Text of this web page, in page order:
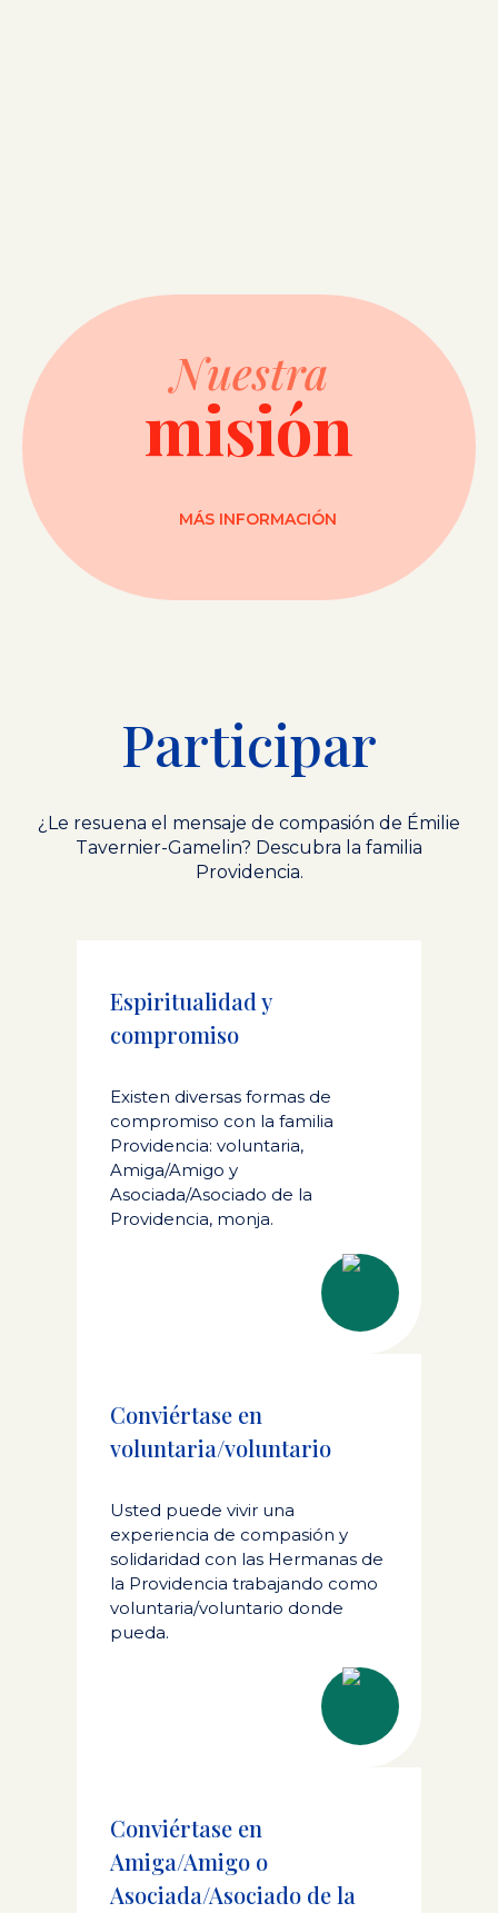
Nuestra
misión
MÁS INFORMACIÓN
Participar
¿Le resuena el mensaje de compasión de Émilie
Tavernier-Gamelin? Descubra la familia
Providencia.
Espiritualidad y
compromiso
Existen diversas formas de
compromiso con la familia
Providencia: voluntaria,
Amiga/Amigo y
Asociada/Asociado de la
Providencia, monja.
Conviértase en
voluntaria/voluntario
Usted puede vivir una
experiencia de compasión y
solidaridad con las Hermanas de
la Providencia trabajando como
voluntaria/voluntario donde
pueda.
Conviértase en
Amiga/Amigo o
Asociada/Asociado de la